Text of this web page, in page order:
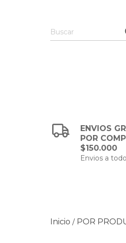
ENVIOS
POR
$150.000
Envios a
Inicio / POR